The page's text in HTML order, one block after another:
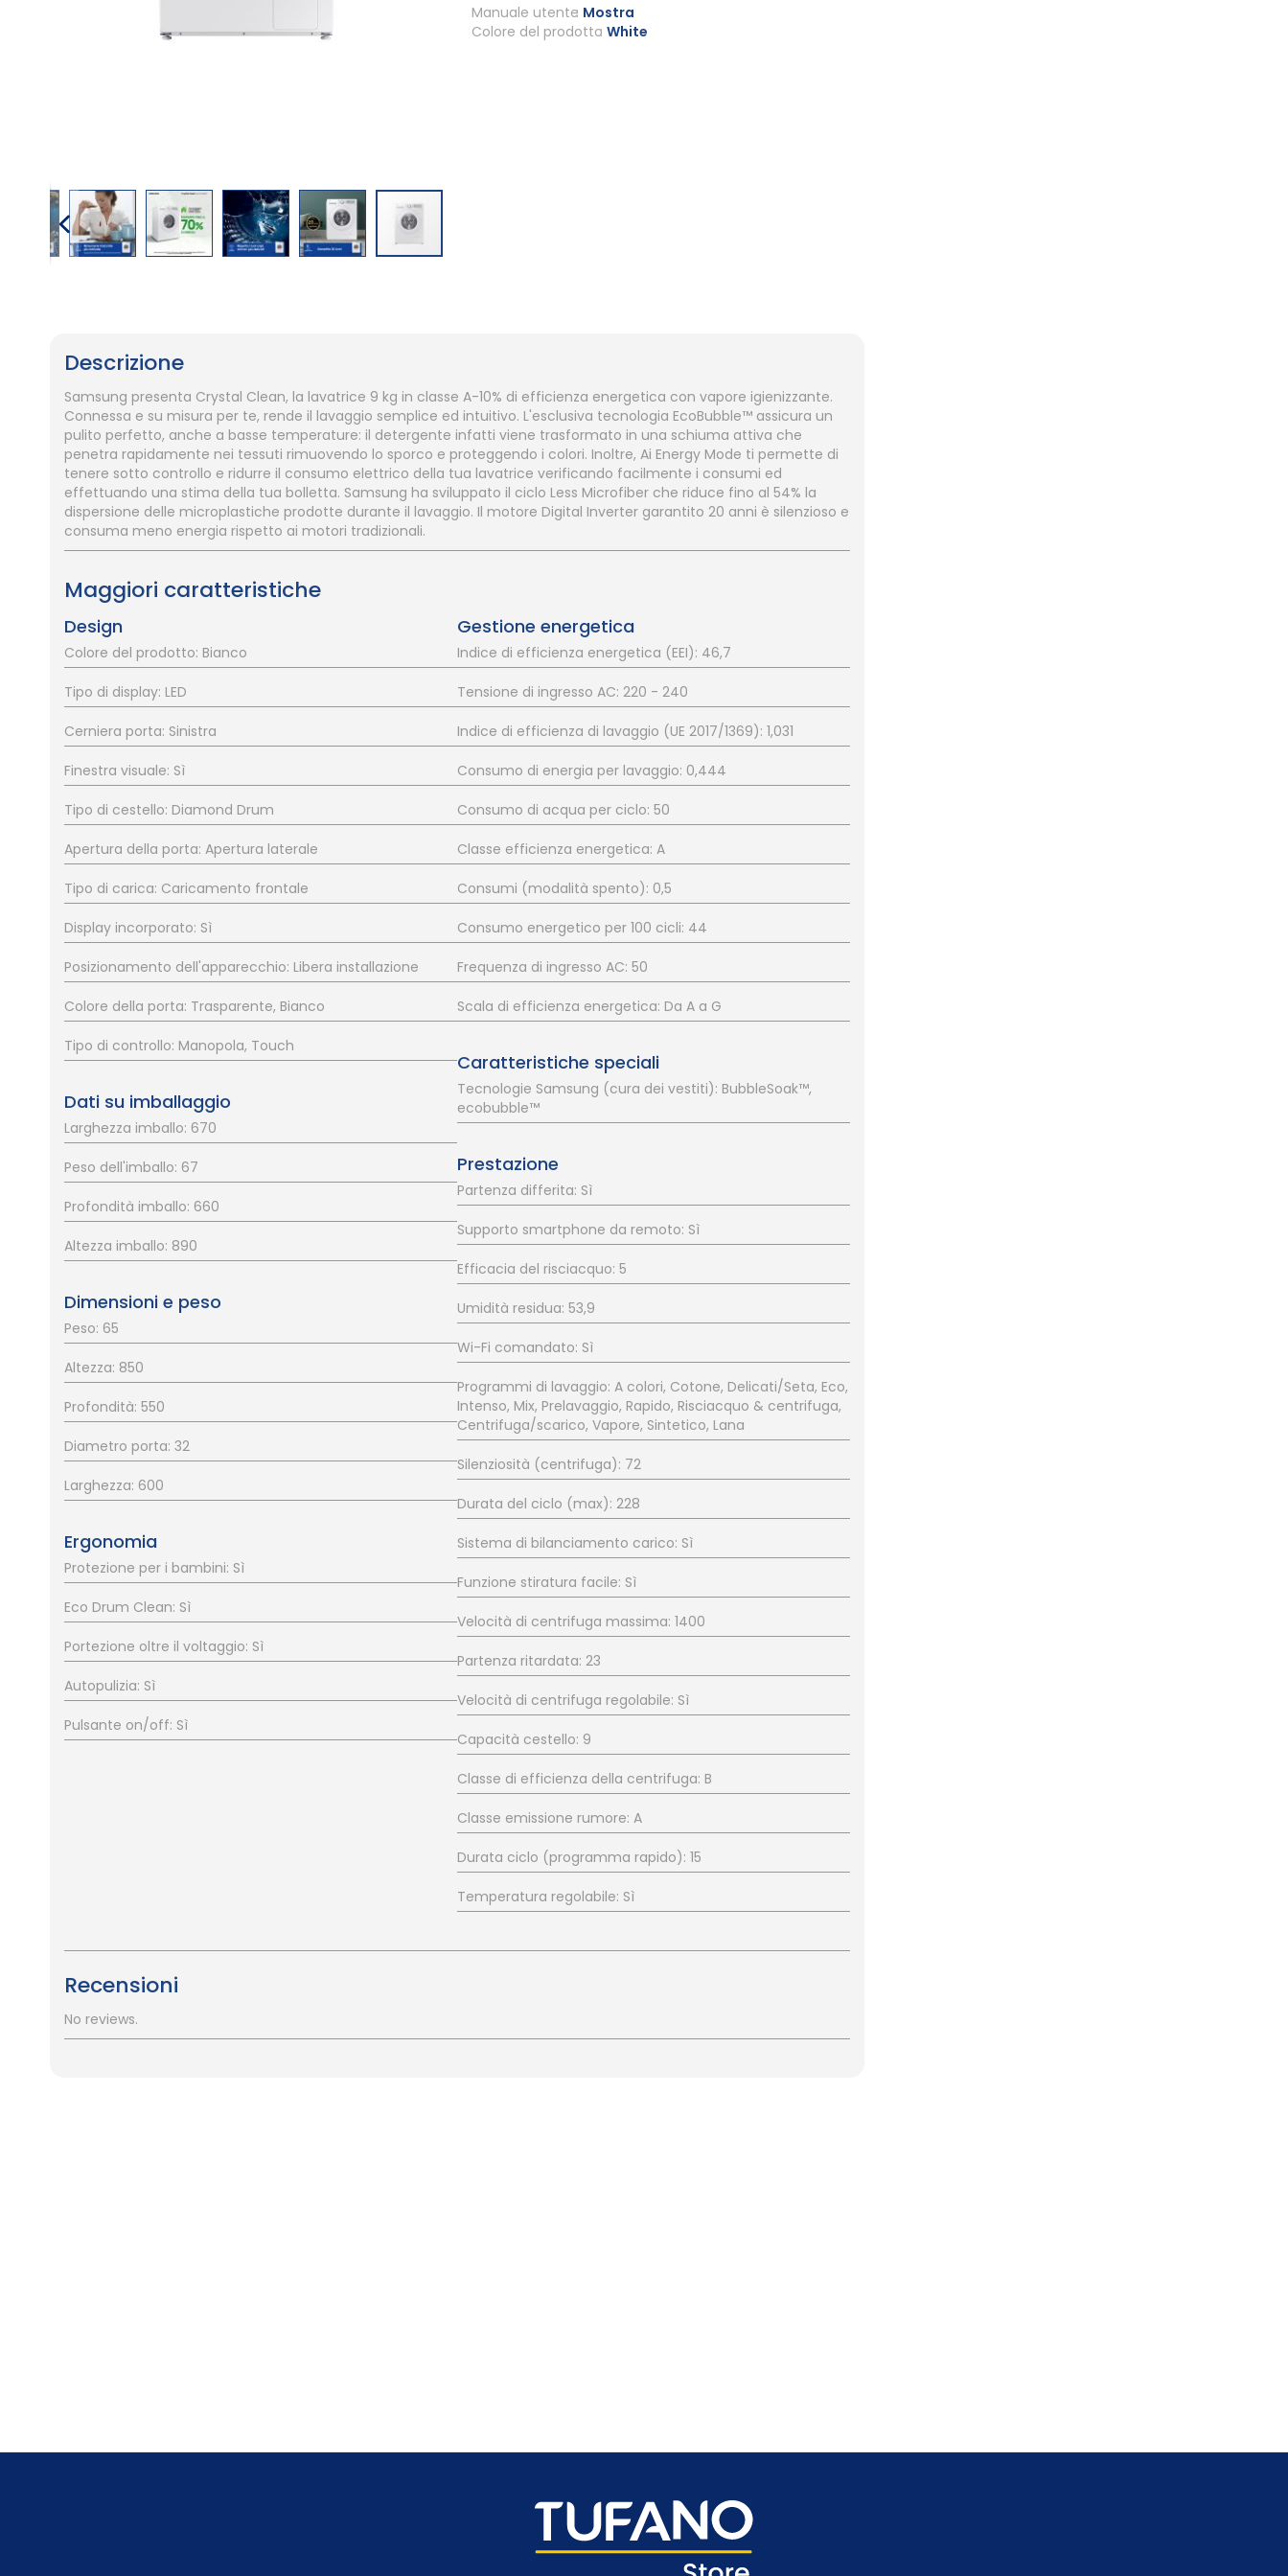
Manuale utente Mostra
Colore del prodotto White
Descrizione
Samsung presenta Crystal Clean, la lavatrice 9 kg in classe A-10% di efficienza energetica con vapore igienizzante.
Connessa e su misura per te, rende il lavaggio semplice ed intuitivo. L'esclusiva tecnologia EcoBubble™ assicura un
pulito perfetto, anche a basse temperature: il detergente infatti viene trasformato in una schiuma attiva che
penetra rapidamente nei tessuti rimuovendo lo sporco e proteggendo i colori. Inoltre, Ai Energy Mode ti permette di
tenere sotto controllo e ridurre il consumo elettrico della tua lavatrice verificando facilmente i consumi ed
effettuando una stima della tua bolletta. Samsung ha sviluppato il ciclo Less Microfiber che riduce fino al 54% la
dispersione delle microplastiche prodotte durante il lavaggio. Il motore Digital Inverter garantito 20 anni è silenzioso e
consuma meno energia rispetto ai motori tradizionali.
Maggiori caratteristiche
Design
Colore del prodotto: Bianco
Tipo di display: LED
Cerniera porta: Sinistra
Finestra visuale: Sì
Tipo di cestello: Diamond Drum
Apertura della porta: Apertura laterale
Tipo di carica: Caricamento frontale
Display incorporato: Sì
Posizionamento dell'apparecchio: Libera installazione
Colore della porta: Trasparente, Bianco
Tipo di controllo: Manopola, Touch
Dati su imballaggio
Larghezza imballo: 670
Peso dell'imballo: 67
Profondità imballo: 660
Altezza imballo: 890
Dimensioni e peso
Peso: 65
Altezza: 850
Profondità: 550
Diametro porta: 32
Larghezza: 600
Ergonomia
Protezione per i bambini: Sì
Eco Drum Clean: Sì
Portezione oltre il voltaggio: Sì
Autopulizia: Sì
Pulsante on/off: Sì
Gestione energetica
Indice di efficienza energetica (EEI): 46,7
Tensione di ingresso AC: 220 - 240
Indice di efficienza di lavaggio (UE 2017/1369): 1,031
Consumo di energia per lavaggio: 0,444
Consumo di acqua per ciclo: 50
Classe efficienza energetica: A
Consumi (modalità spento): 0,5
Consumo energetico per 100 cicli: 44
Frequenza di ingresso AC: 50
Scala di efficienza energetica: Da A a G
Caratteristiche speciali
Tecnologie Samsung (cura dei vestiti): BubbleSoak™,
ecobubble™
Prestazione
Partenza differita: Sì
Supporto smartphone da remoto: Sì
Efficacia del risciacquo: 5
Umidità residua: 53,9
Wi-Fi comandato: Sì
Programmi di lavaggio: A colori, Cotone, Delicati/Seta, Eco,
Intenso, Mix, Prelavaggio, Rapido, Risciacquo & centrifuga,
Centrifuga/scarico, Vapore, Sintetico, Lana
Silenziosità (centrifuga): 72
Durata del ciclo (max): 228
Sistema di bilanciamento carico: Sì
Funzione stiratura facile: Sì
Velocità di centrifuga massima: 1400
Partenza ritardata: 23
Velocità di centrifuga regolabile: Sì
Capacità cestello: 9
Classe di efficienza della centrifuga: B
Classe emissione rumore: A
Durata ciclo (programma rapido): 15
Temperatura regolabile: Sì
Recensioni
No reviews.